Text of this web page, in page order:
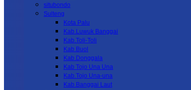
situbondo
Sulteng
Kota Palu
Kab.Luwuk Banggai
Kab.Toli-Toli
Kab.Buol
Kab.Donggala
Kab Tojo Una Una
Kab.Tojo Una-una
Kab.Banggai Laut